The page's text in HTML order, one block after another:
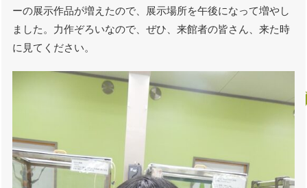
ーの展示作品が増えたので、展示場所を午後になって増やし
ました。力作ぞろいなので、ぜひ、来館者の皆さん、来た時
に見てください。